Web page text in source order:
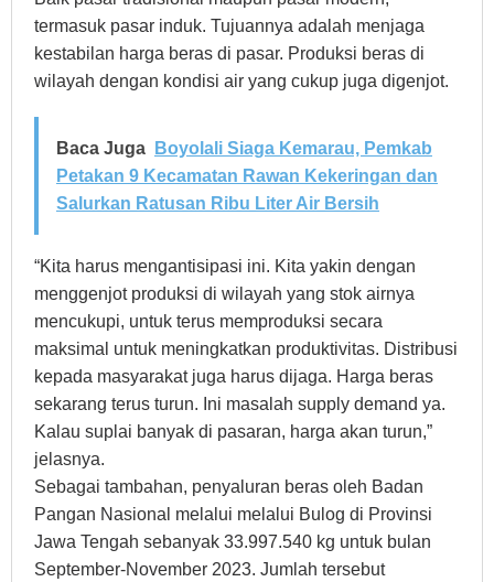
termasuk pasar induk. Tujuannya adalah menjaga
kestabilan harga beras di pasar. Produksi beras di
wilayah dengan kondisi air yang cukup juga digenjot.
Baca Juga
Boyolali Siaga Kemarau, Pemkab
Petakan 9 Kecamatan Rawan Kekeringan dan
Salurkan Ratusan Ribu Liter Air Bersih
“Kita harus mengantisipasi ini. Kita yakin dengan
menggenjot produksi di wilayah yang stok airnya
mencukupi, untuk terus memproduksi secara
maksimal untuk meningkatkan produktivitas. Distribusi
kepada masyarakat juga harus dijaga. Harga beras
sekarang terus turun. Ini masalah supply demand ya.
Kalau suplai banyak di pasaran, harga akan turun,”
jelasnya.
Sebagai tambahan, penyaluran beras oleh Badan
Pangan Nasional melalui melalui Bulog di Provinsi
Jawa Tengah sebanyak 33.997.540 kg untuk bulan
September-November 2023. Jumlah tersebut